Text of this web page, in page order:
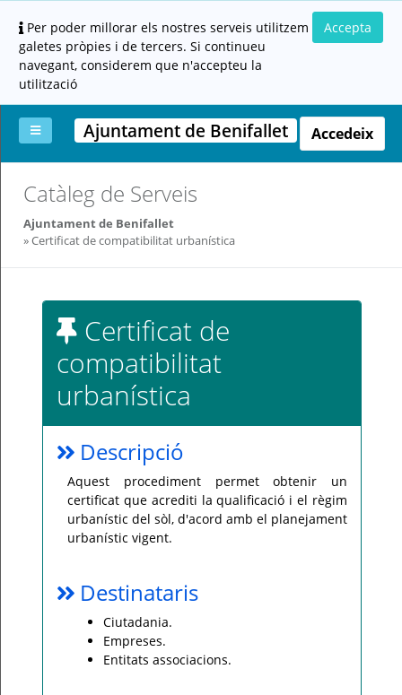
Per poder millorar els nostres serveis utilitzem
galetes pròpies i de tercers. Si continueu
navegant, considerem que n'accepteu la
utilització
Accepta
meva
documentació
ciutadana
administracions)
ajuntament.
Ajuntament de Benifallet Accedeix
Catàleg de Serveis
Ajuntament de Benifallet
Certificat de compatibilitat urbanística
Certificat de
compatibilitat
urbanística
Descripció
Aquest procediment permet obtenir un
certificat que acrediti la qualificació i el règim
urbanístic del sòl, d'acord amb el planejament
urbanístic vigent.
Destinataris
Ciutadania.
Empreses.
Entitats associacions.